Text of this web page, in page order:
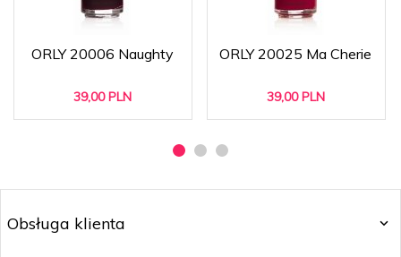
ORLY 20006 Naughty
39,00 PLN
ORLY 20025 Ma Cherie
39,00 PLN
Obsługa klienta